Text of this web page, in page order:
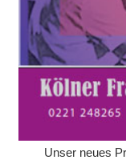
Unser neues